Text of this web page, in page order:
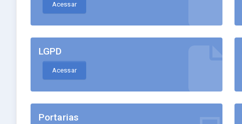
Acessar
LGPD
Acessar
Portarias